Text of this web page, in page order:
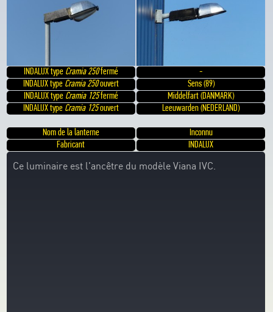
INDALUX type Cramia 250fermé
-
INDALUX type Cramia 250ouvert
Sens (89)
INDALUX type Cramia 125fermé
Middelfart (DANMARK)
INDALUX type Cramia 125ouvert Leeuwarden (NEDERLAND)
Nom de la lanterne
Inconnu
Fabricant
INDALUX
Ce luminaire est l'ancêtre du modèle Viana IVC.